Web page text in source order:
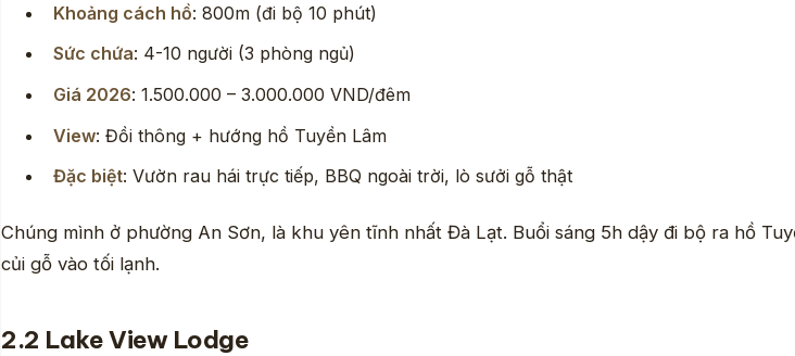
Khoảng cách hồ: 800m (đi bộ 10 phút)
Sức chứa: 4-10 người (3 phòng ngủ)
Giá 2026: 1.500.000 – 3.000.000 VND/đêm
View: Đồi thông + hướng hồ Tuyền Lâm
Đặc biệt: Vườn rau hái trực tiếp, BBQ ngoài trời, lò sưởi gỗ thật
Chúng mình ở phường An Sơn, là khu yên tĩnh nhất Đà Lạt. Buổi sáng 5h dậy đi bộ ra hồ
củi gỗ vào tối lạnh.
2.2 Lake View Lodge